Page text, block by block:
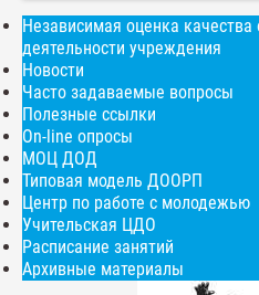
Задания
открыть
Протокол
открыть
Независимая оценка качества
деятельности учреждения
Новости
Часто задаваемые вопросы
Полезные ссылки
On-line опросы
МОЦ ДОД
Типовая модель ДООРП
Центр по работе с молодежью
Учительская ЦДО
Расписание занятий
Архивные материалы